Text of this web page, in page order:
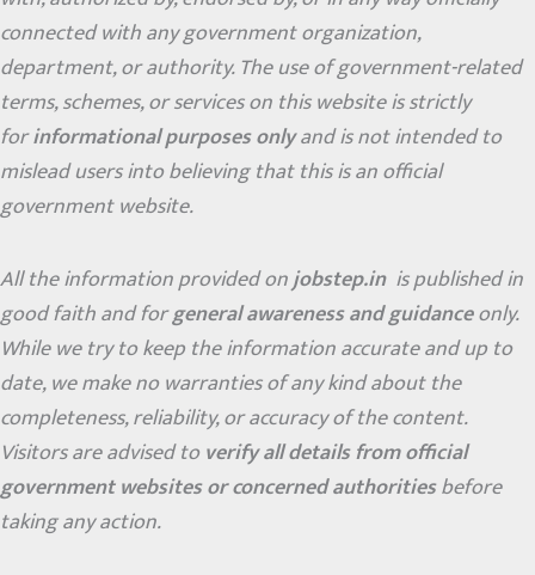
connected with any government organization,
department, or authority. The use of government-related
terms, schemes, or services on this website is strictly
forinformational purposes onlyand is not intended to
mislead users into believing that this is an official
government website.
All the information provided onjobstep.in is published in
good faith and forgeneral awareness and guidanceonly.
While we try to keep the information accurate and up to
date, we make no warranties of any kind about the
completeness, reliability, or accuracy of the content.
Visitors are advised toverify all details from official
government websites or concerned authoritiesbefore
taking any action.